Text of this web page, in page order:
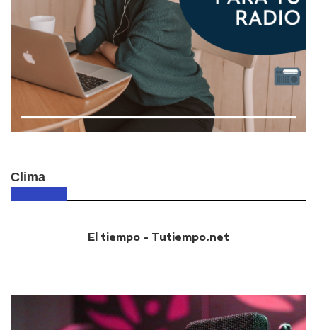
Clima
El tiempo - Tutiempo.net